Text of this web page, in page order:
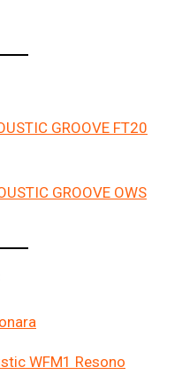
GROOVE FT20
GROOVE OWS
WFM1 Resono